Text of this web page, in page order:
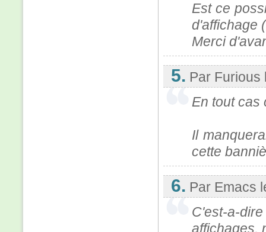
Est ce
d'affichage
Merci
5. Par Furious
En tout cas
Il
cette
6. Par Emacs
C'est-a-
affichages,